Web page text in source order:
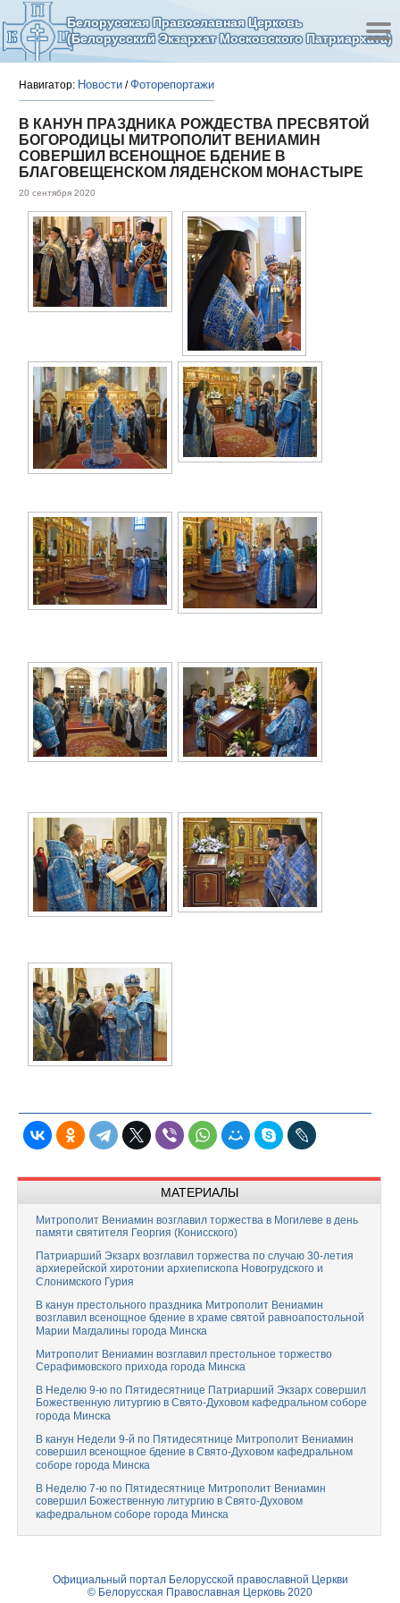
Белорусская Православная Церковь
(Белорусский Экзархат Московского Патриархата)
Навигатор: Новости /Фоторепортажи
В КАНУН ПРАЗДНИКА РОЖДЕСТВА ПРЕСВЯТОЙ
БОГОРОДИЦЫ МИТРОПОЛИТ ВЕНИАМИН
СОВЕРШИЛ ВСЕНОЩНОЕ БДЕНИЕ В
БЛАГОВЕЩЕНСКОМ ЛЯДЕНСКОМ МОНАСТЫРЕ
20 сентября 2020
МАТЕРИАЛЫ
Митрополит Вениамин возглавил торжества в Могилеве в день
памяти святителя Георгия (Конисского)
Патриарший Экзарх возглавил торжества по случаю 30-летия
архиерейской хиротонии архиепископа Новогрудского и
Слонимского Гурия
В канун престольного праздника Митрополит Вениамин
возглавил всенощное бдение в храме святой равноапостольной
Марии Магдалины города Минска
Митрополит Вениамин возглавил престольное торжество
Серафимовского прихода города Минска
В Неделю 9-ю по Пятидесятнице Патриарший Экзарх совершил
Божественную литургию в Свято-Духовом кафедральном соборе
города Минска
В канун Недели 9-й по Пятидесятнице Митрополит Вениамин
совершил всенощное бдение в Свято-Духовом кафедральном
соборе города Минска
В Неделю 7-ю по Пятидесятнице Митрополит Вениамин
совершил Божественную литургию в Свято-Духовом
кафедральном соборе города Минска
Официальный портал Белорусской православной Церкви
© Белорусская Православная Церковь 2020